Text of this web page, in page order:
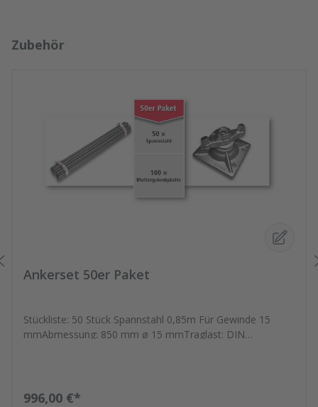
Produktgalerie überspringen
Zubehör
Ankerset 50er Paket
Stückliste: 50 Stück Spannstahl 0,85m Für Gewinde 15
mmAbmessung: 850 mm ø 15 mmTraglast: DIN
120x120 mmGebrauchslast: 90kN (DIN 18216)
Regulärer Preis:
996,00 €*